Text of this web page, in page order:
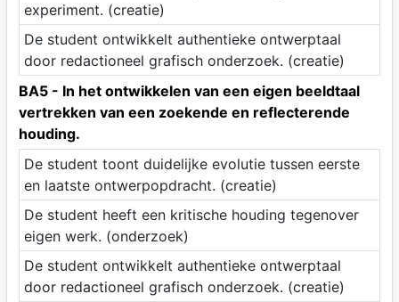
experiment. (creatie)
De student ontwikkelt authentieke ontwerptaal
door redactioneel grafisch onderzoek. (creatie)
BA5 - In het ontwikkelen van een eigen beeldtaal
vertrekken van een zoekende en reflecterende
houding.
De student toont duidelijke evolutie tussen eerste
en laatste ontwerpopdracht. (creatie)
De student heeft een kritische houding tegenover
eigen werk. (onderzoek)
De student ontwikkelt authentieke ontwerptaal
door redactioneel grafisch onderzoek. (creatie)